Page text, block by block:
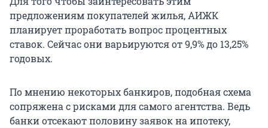
предложениям покупателей жилья, АИЖК
планирует проработать вопрос процентных
ставок. Сейчас они варьируются от 9,9% до 13,25%
годовых.
По мнению некоторых банкиров, подобная схема
сопряжена с рисками для самого агентства. Ведь
банки отсекают половину заявок на ипотеку,